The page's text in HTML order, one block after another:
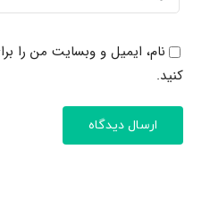
نام، ایمیل و وبسایت من را
کنید.